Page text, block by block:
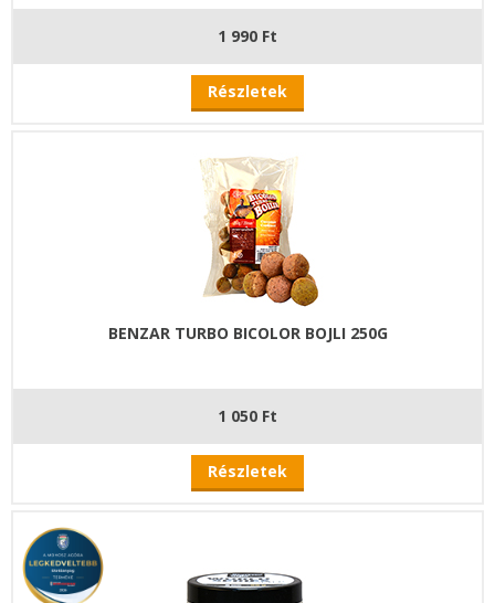
1 990 Ft
Részletek
BENZAR TURBO BICOLOR BOJLI 250G
1 050 Ft
Részletek